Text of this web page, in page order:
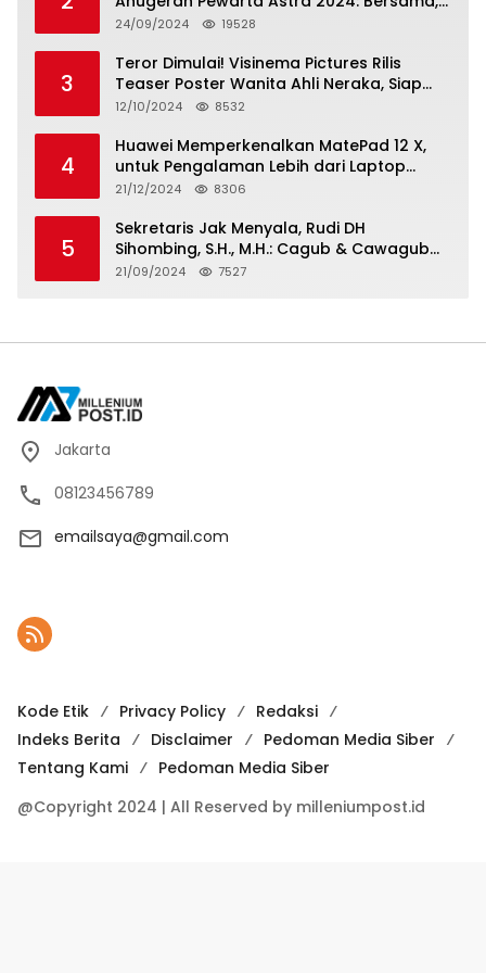
Berkarya, Berkelanjutan
24/09/2024 19528
3
Teror Dimulai! Visinema Pictures Rilis
Teaser Poster Wanita Ahli Neraka, Siap
Tayang di Bioskop 14 November 2024
12/10/2024 8532
4
Huawei Memperkenalkan MatePad 12 X,
untuk Pengalaman Lebih dari Laptop
dengan Layar Ultra Bright dan Desain
Standar Baru untuk Produktivitas di Mana
Saja
21/12/2024 8306
5
Sekretaris Jak Menyala, Rudi DH
Sihombing, S.H., M.H.: Cagub & Cawagub
DKI Jakarta Pramono Anung dan Rano
21/09/2024 7527
Jakarta
08123456789
emailsaya@gmail.com
Kode Etik Privacy Policy
Redaksi
Indeks Berita
Disclaimer
Pedoman Media Siber
Tentang Kami
Pedoman Media Siber
@Copyright 2024 | All Reserved by milleniumpost.id